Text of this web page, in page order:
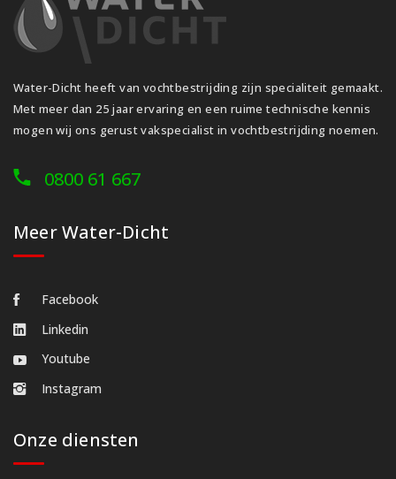
Water-Dicht heeft van vochtbestrijding zijn specialiteit gemaakt.
Met meer dan 25 jaar ervaring en een ruime technische kennis
mogen wij ons gerust vakspecialist in vochtbestrijding noemen.
0800 61 667
Meer Water-Dicht
Facebook
Linkedin
Youtube
Instagram
Onze diensten